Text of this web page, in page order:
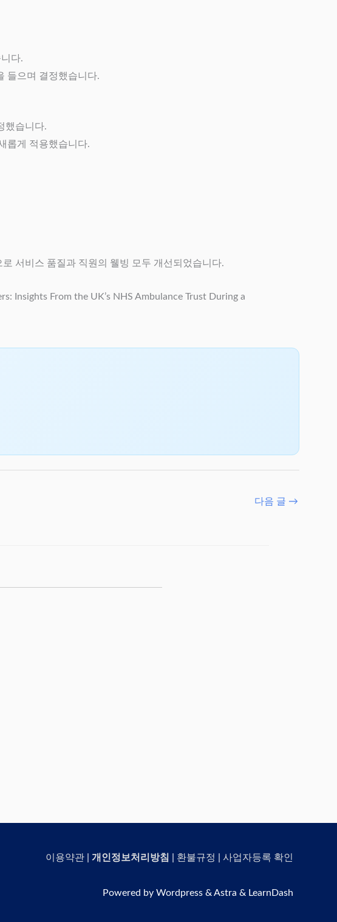
다.
들으며 결정했습니다.
했습니다.
롭게 적용했습니다.
서비스 품질과 직원의 웰빙 모두 개선되었습니다.
Insights From the UK’s NHS Ambulance Trust During a
다음 글 →
이용약관 개인정보처리방침 환불규정 사업자등록 확인
Powered by Wordpress & Astra & LearnDash